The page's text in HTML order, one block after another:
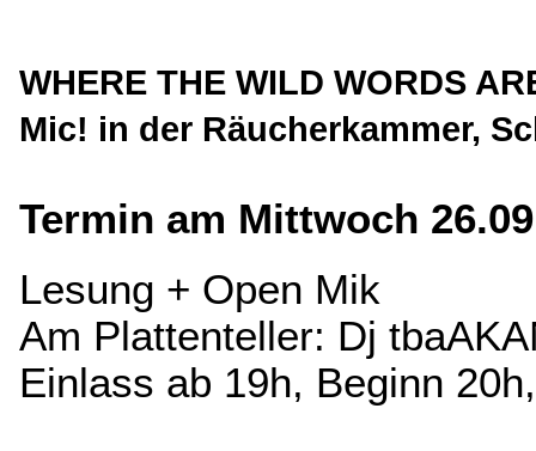
WHERE THE WILD WORDS
Mic! in der Räucherkammer,
Termin am Mittwoch
Lesung + Open Mik
Am Plattenteller: Dj
Einlass ab 19h, Beginn